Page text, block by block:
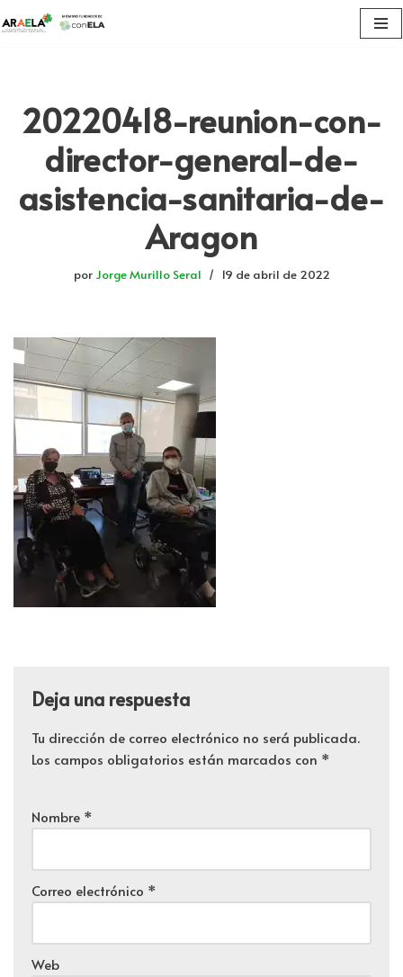
20220418-reunion-con-
director-general-de-
asistencia-sanitaria-de-
Aragon
por Jorge Murillo Seral 19 de abril de 2022
Deja una respuesta
Tu dirección de correo electrónico no será publicada.
Los campos obligatorios están marcados con *
Nombre *
Correo electrónico *
Web